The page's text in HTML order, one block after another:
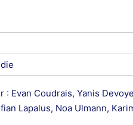
: Evan Coudrais, Yanis
Lapalus, Noa Ulmann,